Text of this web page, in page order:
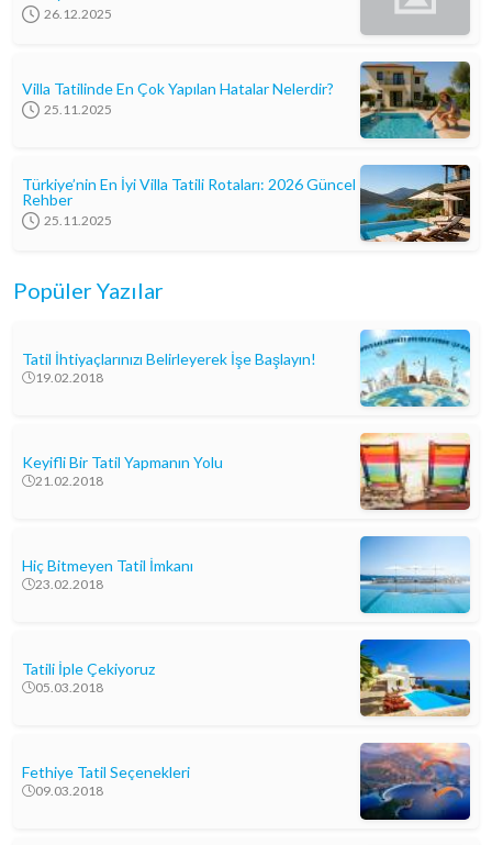
26.12.2025
Villa Tatilinde En Çok Yapılan Hatalar Nelerdir?
25.11.2025
Türkiye’nin En İyi Villa Tatili Rotaları: 2026 Güncel
Rehber
25.11.2025
Popüler Yazılar
Tatil İhtiyaçlarınızı Belirleyerek İşe Başlayın!
19.02.2018
Keyifli Bir Tatil Yapmanın Yolu
21.02.2018
Hiç Bitmeyen Tatil İmkanı
23.02.2018
Tatili İple Çekiyoruz
05.03.2018
Fethiye Tatil Seçenekleri
09.03.2018